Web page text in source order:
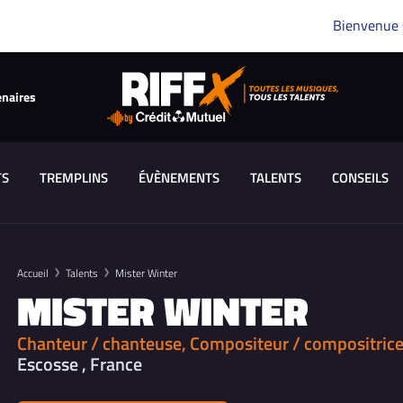
Bienvenue
TREMPLINS ÉVÈNEMENTS TALENTS CONSEILS
Accueil Talents Mister Winter
MISTER WINTER
Chanteur / chanteuse, Compositeur / compositrice
Escosse , France